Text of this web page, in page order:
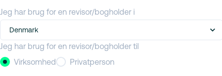
Jeg har brug for en revisor/bogholder i
Denmark
Jeg har brug for en revisor/bogholder til
Virksomhed
Privatperson